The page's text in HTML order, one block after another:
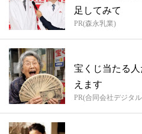
足してみて
PR(森永乳業)
宝くじ当たる
えます
PR(合同会社デジタ